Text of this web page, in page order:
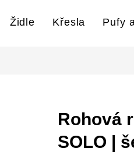
Židle Křesla Pufy
Rohová
SOLO |